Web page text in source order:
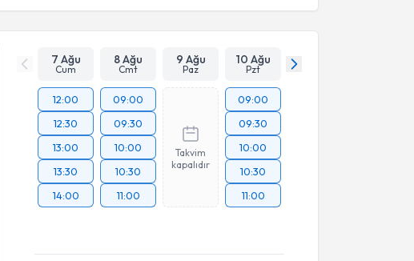
7 Ağu
Cum
8 Ağu
Cmt
9 Ağu
Paz
10 Ağu
Pzt
12:00
12:30
13:00
13:30
14:00
09:00
09:30
10:00
10:30
11:00
Takvim
kapalıdır
09:00
09:30
10:00
10:30
11:00